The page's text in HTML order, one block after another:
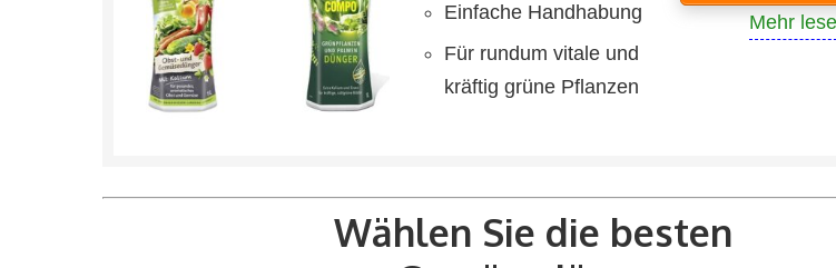
Einfache Handhabung
Für rundum vitale und
kräftig grüne Pflanzen
Mehr
Wählen Sie die besten